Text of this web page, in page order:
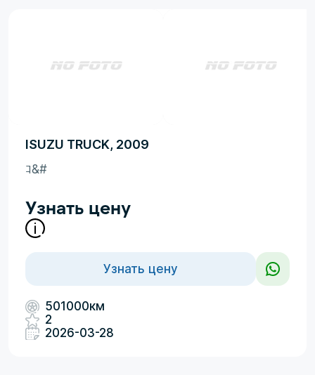
ISUZU TRUCK, 2009
ｺ&#
Узнать цену
Узнать цену
501000км
2
2026-03-28